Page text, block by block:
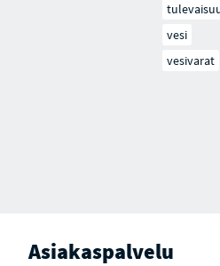
vesi
vesivarat
Asiakaspalvelu